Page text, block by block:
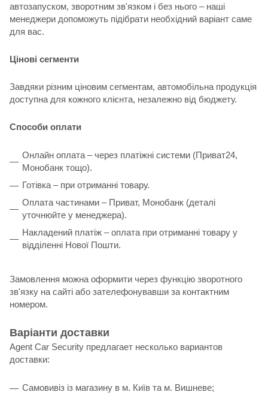
автозапуском, зворотним зв'язком і без нього – наші
менеджери допоможуть підібрати необхідний варіант саме
для вас.
Цінові сегменти
Завдяки різним ціновим сегментам, автомобільна продукція
доступна для кожного клієнта, незалежно від бюджету.
Способи оплати
Онлайн оплата – через платіжні системи (Приват24,
Монобанк тощо).
Готівка – при отриманні товару.
Оплата частинами – Приват, Монобанк (деталі
уточнюйте у менеджера).
Накладений платіж – оплата при отриманні товару у
відділенні Нової Пошти.
Замовлення можна оформити через функцію зворотного
зв'язку на сайті або зателефонувавши за контактним
номером.
Варіанти доставки
Agent Car Security предлагает несколько вариантов
доставки:
Самовивіз із магазину в м. Київ та м. Вишневе;